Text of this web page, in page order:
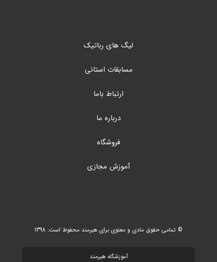
لیگ های رباتیک
مسابقات استانی
ارتباط باما
درباره ما
فروشگاه
آموزش مجازی
© تمامی حقوق مادی و معنوی برای هیرمند محفوظ است. 1398
آموزشگاه هیرمند